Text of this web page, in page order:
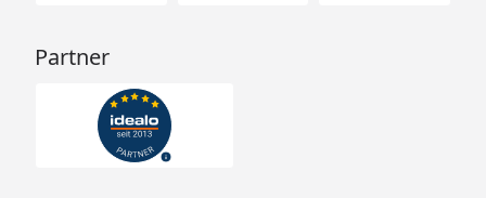
Partner